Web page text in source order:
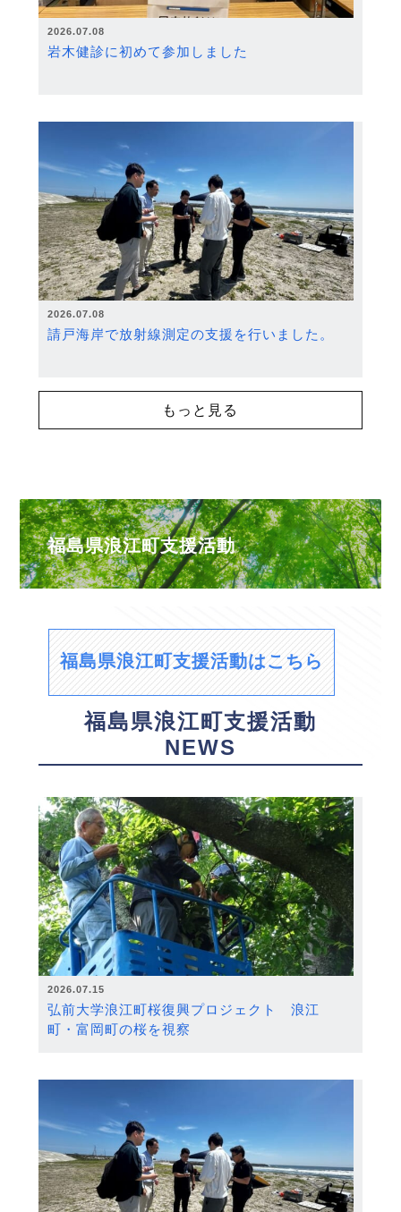
2026.07.08
岩木健診に初めて参加しました
2026.07.08
請戸海岸で放射線測定の支援を行いました。
もっと見る
福島県浪江町支援活動
福島県浪江町支援活動はこちら
福島県浪江町支援活動
NEWS
2026.07.15
弘前大学浪江町桜復興プロジェクト 浪江
町・富岡町の桜を視察